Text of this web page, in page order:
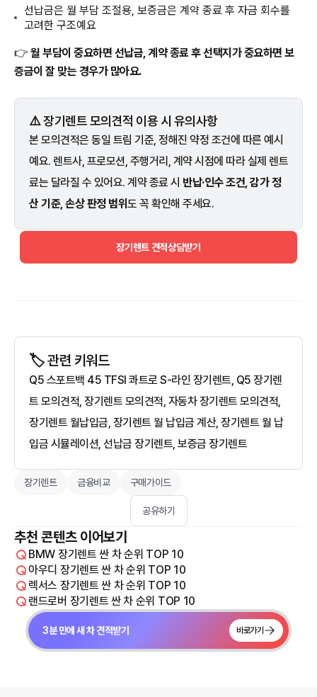
선납금은 월 부담 조절용, 보증금은 계약 종료 후 자금 회수를
고려한 구조예요
👉 월 부담이 중요하면 선납금, 계약 종료 후 선택지가 중요하면 보
증금이 잘 맞는 경우가 많아요.
⚠️ 장기렌트 모의견적 이용 시 유의사항
본 모의견적은 동일 트림 기준, 정해진 약정 조건에 따른 예시
예요. 렌트사, 프로모션, 주행거리, 계약 시점에 따라 실제 렌트
료는 달라질 수 있어요. 계약 종료 시 반납·인수 조건, 감가 정
산 기준, 손상 판정 범위도 꼭 확인해 주세요.
장기렌트 견적상담받기
🏷️ 관련 키워드
Q5 스포트백 45 TFSI 콰트로 S-라인 장기렌트, Q5 장기렌
트 모의견적, 장기렌트 모의견적, 자동차 장기렌트 모의견적,
장기렌트 월납입금, 장기렌트 월 납입금 계산, 장기렌트 월 납
입금 시뮬레이션, 선납금 장기렌트, 보증금 장기렌트
장기렌트 금융비교 구매가이드
공유하기
추천 콘텐츠 이어보기
BMW 장기렌트 싼 차 순위 TOP 10
아우디 장기렌트 싼 차 순위 TOP 10
렉서스 장기렌트 싼 차 순위 TOP 10
랜드로버 장기렌트 싼 차 순위 TOP 10
3분 만에 새 차 견적받기 바로가기